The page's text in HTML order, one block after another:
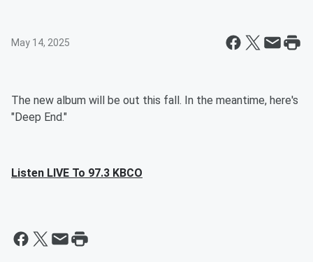
May 14, 2025
The new album will be out this fall. In the meantime, here's
"Deep End."
Listen LIVE To 97.3 KBCO